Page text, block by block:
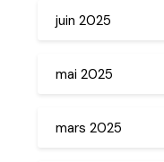
juin 2025
mai 2025
mars 2025